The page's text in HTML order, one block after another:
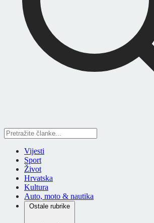
Vijesti
Sport
Život
Hrvatska
Kultura
Auto, moto & nautika
Ostale rubrike